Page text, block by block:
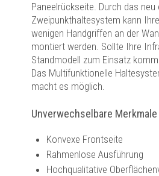
Paneelrückseite. Durch das neu
Zweipunkthaltesystem kann
wenigen Handgriffen an der
montiert werden. Sollte Ihre
Standmodell zum Einsatz
Das Multifunktionelle
macht es möglich.
Unverwechselbare Merkmale
Konvexe Frontseite
Rahmenlose Ausführung
Hochqualitative